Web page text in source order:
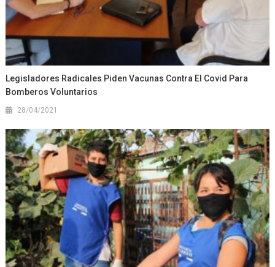
Legisladores Radicales Piden Vacunas Contra El Covid Para
Bomberos Voluntarios
28/04/2021